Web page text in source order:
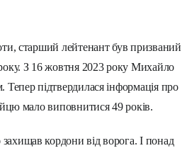
старший лейтенант був призваний
З 16 жовтня 2023 року Михайло
Тепер підтвердилася інформація про
мало виповнитися 49 років.
кордони від ворога. І понад